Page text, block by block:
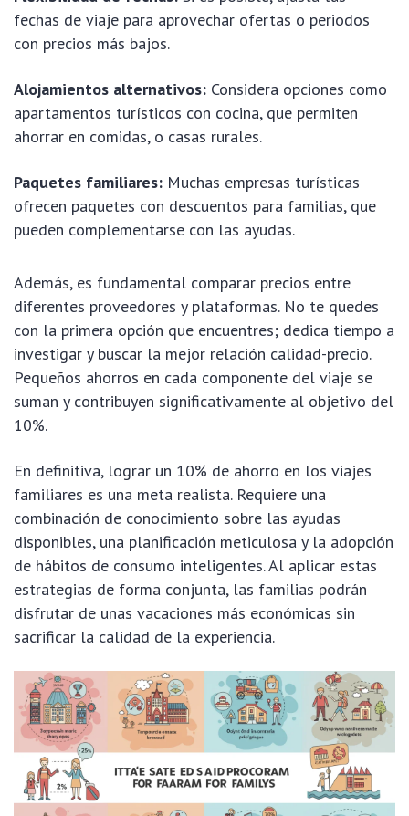
fechas de viaje para aprovechar ofertas o periodos
con precios más bajos.
Alojamientos alternativos: Considera opciones como
apartamentos turísticos con cocina, que permiten
ahorrar en comidas, o casas rurales.
Paquetes familiares: Muchas empresas turísticas
ofrecen paquetes con descuentos para familias, que
pueden complementarse con las ayudas.
Además, es fundamental comparar precios entre
diferentes proveedores y plataformas. No te quedes
con la primera opción que encuentres; dedica tiempo a
investigar y buscar la mejor relación calidad-precio.
Pequeños ahorros en cada componente del viaje se
suman y contribuyen significativamente al objetivo del
10%.
En definitiva, lograr un 10% de ahorro en los viajes
familiares es una meta realista. Requiere una
combinación de conocimiento sobre las ayudas
disponibles, una planificación meticulosa y la adopción
de hábitos de consumo inteligentes. Al aplicar estas
estrategias de forma conjunta, las familias podrán
disfrutar de unas vacaciones más económicas sin
sacrificar la calidad de la experiencia.